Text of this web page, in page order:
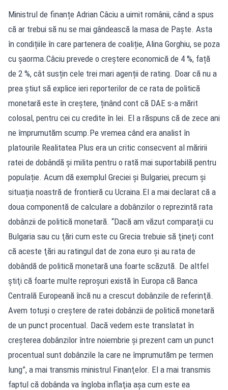
Ministrul de finanțe Adrian Câciu a uimit românii, când a spus
că ar trebui să nu se mai gândească la masa de Paște. Asta
în condițiile în care partenera de coaliție, Alina Gorghiu, se poza
cu șaorma.Câciu prevede o creștere economică de 4 %, față
de 2 %, cât susțin cele trei mari agenții de rating. Doar că nu a
prea știut să explice ieri reporterilor de ce rata de politică
monetară este în creștere, ținând cont că DAE s-a mărit
colosal, pentru cei cu credite în lei. El a răspuns că de zece ani
ne împrumutăm scump.Pe vremea când era analist în
platourile Realitatea Plus era un critic consecvent al măririi
ratei de dobândă și milita pentru o rată mai suportabilă pentru
populație. Acum dă exemplul Greciei și Bulgariei, precum și
situația noastră de frontieră cu Ucraina.El a mai declarat că a
doua componentă de calculare a dobânzilor o reprezintă rata
dobânzii de politică monetară. “Dacă am văzut comparaţii cu
Bulgaria sau cu ţări cum este cu Grecia trebuie să ţineţi cont
că aceste ţări au ratingul dat de zona euro şi au rata de
dobândă de politică monetară una foarte scăzută. De altfel
ştiţi că foarte multe reproşuri există în Europa că Banca
Centrală Europeană încă nu a crescut dobânzile de referinţă.
Avem totuşi o creştere de ratei dobânzii de politică monetară
de un punct procentual. Dacă vedem este translatat în
creşterea dobânzilor între noiembrie şi prezent cam un punct
procentual sunt dobânzile la care ne împrumutăm pe termen
lung”, a mai transmis ministrul Finanţelor. El a mai transmis
faptul că dobânda va îngloba inflaţia aşa cum este ea